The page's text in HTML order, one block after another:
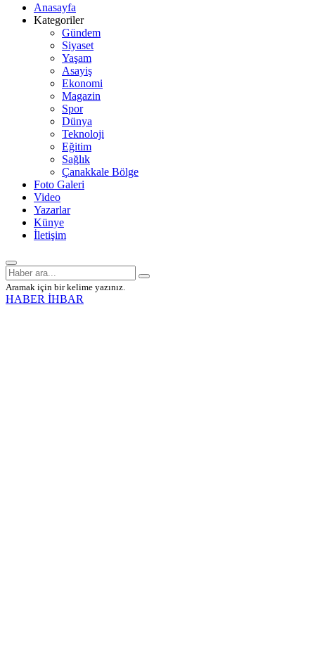
Anasayfa
Kategoriler
Gündem
Siyaset
Yaşam
Asayiş
Ekonomi
Magazin
Spor
Dünya
Teknoloji
Eğitim
Sağlık
Çanakkale Bölge
Foto Galeri
Video
Yazarlar
Künye
İletişim
Aramak için bir kelime yazınız.
HABER İHBAR